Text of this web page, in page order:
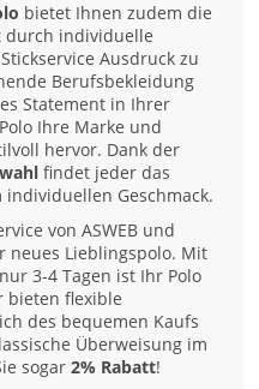
bietet Ihnen zudem die
durch individuelle
Ausdruck zu
Berufsbekleidung
Statement in Ihrer
Ihre Marke und
hervor. Dank der
findet jeder das
Geschmack.
von ASWEB und
neues Lieblingspolo. Mit
3-4 Tagen ist Ihr Polo
bieten flexible
des bequemen Kaufs
Überweisung im
sogar2% Rabatt!